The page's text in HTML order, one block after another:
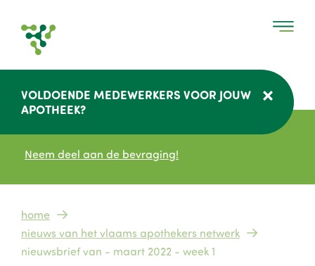
VOLDOENDE MEDEWERKERS VOOR JOUW
APOTHEEK?
Neem deel aan de bevraging!
Kruimelpad
home
nieuws van het vlaams apothekers netwerk
nieuwsbrief van - maart 2022 - week 1